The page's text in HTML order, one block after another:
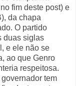
fim deste post) e
da chapa
O partido
duas siglas
e ele não se
ao que Genro
respeitosa.
tem